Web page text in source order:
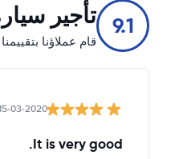
9.1 تأجير
قام عملاؤنا بتقييمنا على 9.1/ 10 من
03-2020
It is very good.